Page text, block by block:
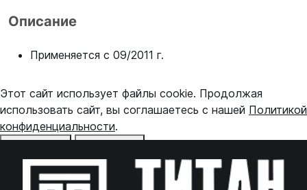
Описание
Применяется с 09/2011 г.
Этот сайт использует файлы cookie. Продолжая
использовать сайт, вы соглашаетесь с нашей Политикой
конфиденциальности.